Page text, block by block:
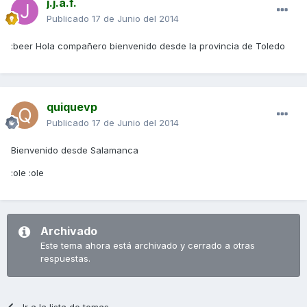
j.j.a.f.
Publicado 17 de Junio del 2014
:beer Hola compañero bienvenido desde la provincia de Toledo
quiquevp
Publicado 17 de Junio del 2014
Bienvenido desde Salamanca
:ole :ole
Archivado
Este tema ahora está archivado y cerrado a otras
respuestas.